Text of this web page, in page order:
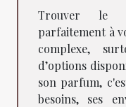
Trouver le
parfaitement à
complexe,
d’options
son parfum,
besoins, ses